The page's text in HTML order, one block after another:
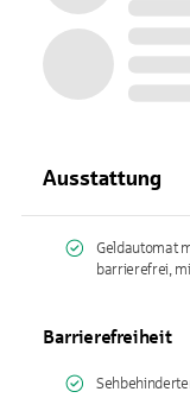
Ausstattung
Geldautomat
barrierefrei,
Barrierefreiheit